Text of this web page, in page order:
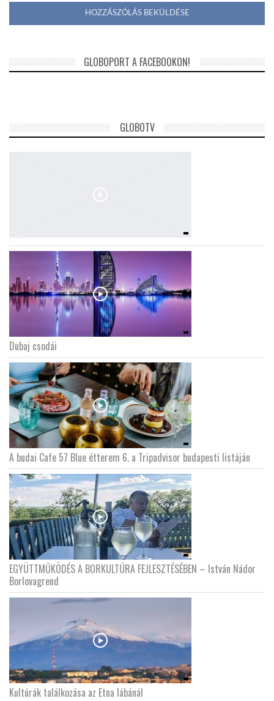
GLOBOPORT A FACEBOOKON!
GLOBOTV
Dubaj csodái
A budai Cafe 57 Blue étterem 6. a Tripadvisor budapesti listáján
EGYÜTTMŰKÖDÉS A BORKULTÚRA FEJLESZTÉSÉBEN – István Nádor
Borlovagrend
Kultúrák találkozása az Etna lábánál